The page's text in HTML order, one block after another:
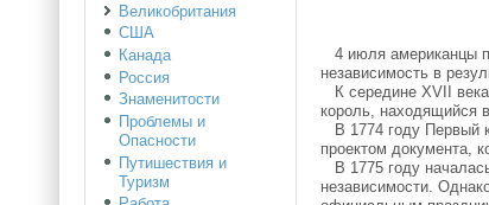
4 июля американцы
независимость в
К середине XVII
король, находящийся
В 1774 году Первый
проектом документа,
В 1775 году
независимости.
Великобритания
США
Канада
Россия
Знаменитости
Проблемы и
Опасности
Путишествия и
Туризм